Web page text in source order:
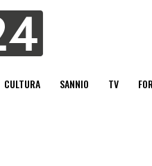
CULTURA SANNIO TV